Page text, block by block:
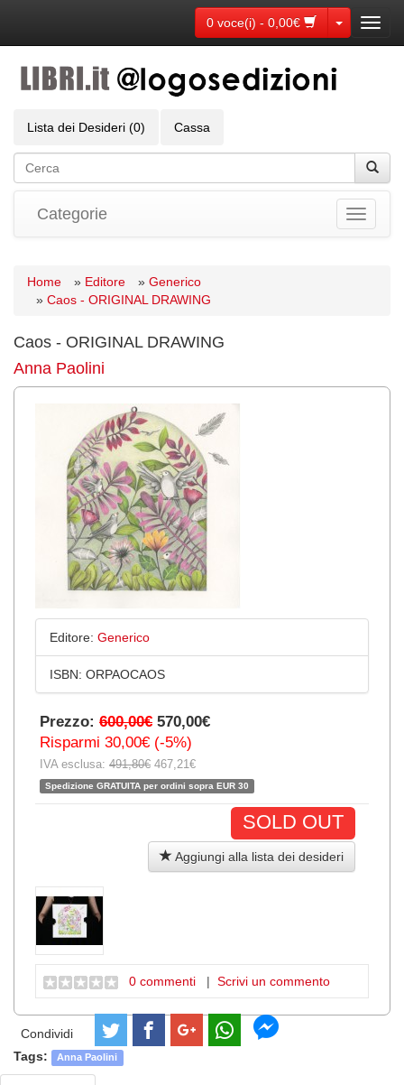
0 voce(i) - 0,00€ Toggle
Lista dei Desideri (0) Cassa
Toggle
Categorie
Home » Editore » Generico
» Caos - ORIGINAL DRAWING
Caos - ORIGINAL DRAWING
Anna Paolini
Editore: Generico
ISBN: ORPAOCAOS
Prezzo: 600,00€ 570,00€
Risparmi 30,00€ (-5%)
IVA esclusa: 491,80€ 467,21€
Spedizione GRATUITA per ordini sopra EUR 30
SOLD OUT
Aggiungi alla lista dei desideri
0 commenti | Scrivi un commento
Condividi
Tags:
Anna Paolini